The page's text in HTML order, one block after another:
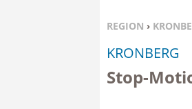
SIE BEFINDEN
REGION ›
KRONBERG
Stop-
M
E